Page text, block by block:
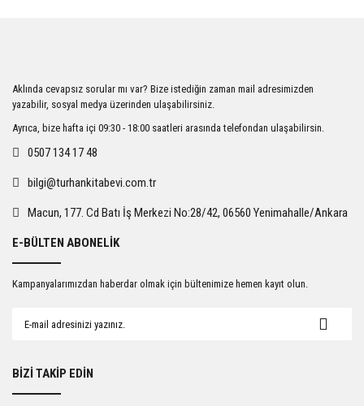
Aklında cevapsız sorular mı var? Bize istediğin zaman mail adresimizden
yazabilir, sosyal medya üzerinden ulaşabilirsiniz.
Ayrıca, bize hafta içi 09:30 - 18:00 saatleri arasında telefondan ulaşabilirsin.
0507 134 17 48
bilgi@turhankitabevi.com.tr
Macun, 177. Cd Batı İş Merkezi No:28/42, 06560 Yenimahalle/Ankara
E-BÜLTEN ABONELİK
Kampanyalarımızdan haberdar olmak için bültenimize hemen kayıt olun.
BİZİ TAKİP EDİN